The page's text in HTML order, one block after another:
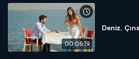
00:05:19
Deniz,